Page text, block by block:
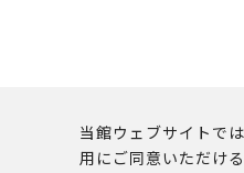
当館ウェブサイトで
用にご同意いただけ